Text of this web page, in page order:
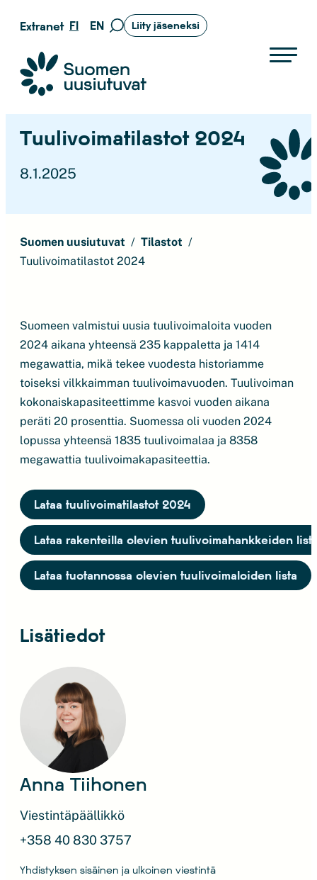
Siirry
sisältöön
Extranet FI EN
Siirry
Liity jäseneksi
Suomen uusiutuvat ry
Tuulivoimatilastot 2024
8.1.2025
Suomen uusiutuvat
Tilastot
Tuulivoimatilastot 2024
Suomeen valmistui uusia tuulivoimaloita vuoden
2024 aikana yhteensä 235 kappaletta ja 1414
megawattia, mikä tekee vuodesta historiamme
toiseksi vilkkaimman tuulivoimavuoden. Tuulivoiman
kokonaiskapasiteettimme kasvoi vuoden aikana
peräti 20 prosenttia. Suomessa oli vuoden 2024
lopussa yhteensä 1835 tuulivoimalaa ja 8358
megawattia tuulivoimakapasiteettia.
Lataa tuulivoimatilastot 2024
Lataa rakenteilla olevien tuulivoimahankkeiden
Lataa tuotannossa olevien tuulivoimaloiden lista
Lisätiedot
Anna Tiihonen
Viestintäpäällikkö
+358 40 830 3757
Yhdistyksen sisäinen ja ulkoinen viestintä